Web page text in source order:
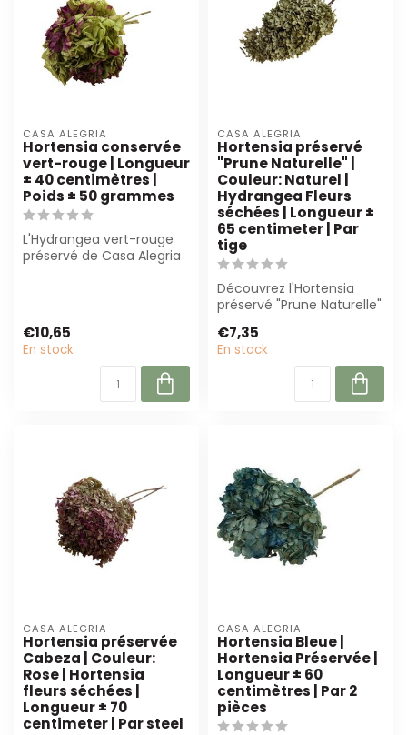
CASA ALEGRIA
Hortensia conservée
vert-rouge | Longueur
± 40 centimètres |
Poids ± 50 grammes
L'Hydrangea vert-rouge
préservé de Casa Alegria
€10,65
En stock
CASA ALEGRIA
Hortensia préservé
"Prune Naturelle" |
Couleur: Naturel |
Hydrangea Fleurs
séchées | Longueur ±
65 centimeter | Par
tige
Découvrez l'Hortensia
préservé "Prune Naturelle"
longu...
€7,35
En stock
CASA ALEGRIA
Hortensia préservée
Cabeza | Couleur:
Rose | Hortensia
fleurs séchées |
Longueur ± 70
centimeter | Par steel
CASA ALEGRIA
Hortensia Bleue |
Hortensia Préservée |
Longueur ± 60
centimètres | Par 2
pièces